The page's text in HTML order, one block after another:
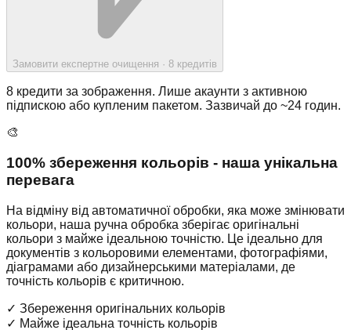
Замовити експертне очищення · 8 кредитів
8 кредити за зображення. Лише акаунти з активною
підпискою або купленим пакетом. Зазвичай до ~24 годин.
🎨
100% збереження кольорів - наша унікальна
перевага
На відміну від автоматичної обробки, яка може змінювати
кольори, наша ручна обробка зберігає оригінальні
кольори з майже ідеальною точністю. Це ідеально для
документів з кольоровими елементами, фотографіями,
діаграмами або дизайнерськими матеріалами, де
точність кольорів є критичною.
✓ Збереження оригінальних кольорів
✓ Майже ідеальна точність кольорів